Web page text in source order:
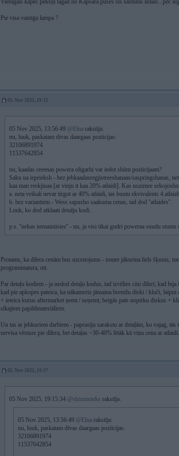
Vienīgais kāpēc pēkšņi tagad no Kapsara puses šis šaštums lielais...pēc
Pie visa vainīga lampa ?
05. Nov 2025, 19:15
05 Nov 2025, 13:56:49 @Elna rakstīja:
nu, luuk, paskatam divas daargaas poziicijas:
32106891974
11537642854
nu, kaadas ceeenas powera oligarhi var iedot shiim poziicijaam?
Saku ua ieprieksh - bez jebkaadasregjistreeshanaas/saspringshanas,
kaa man reekjinaa [ar vinju it kaa 20% atlaidi]. Kas nozimee sekojosho:
a. neta veikali nevar tirgot ar 40% atlaidi, tas buutu ekvivalents
b. bez variantiem - Wess sapusho saakuma cenas, tad dod ''atlaides''.
Luuk, ko dod atklaati detalju kodi.
p.s. ''nekas nemainiisies'' - nu, ja visi tikai gudri poweraa suudu
Protams, ka dīlera cenām bus uzcenojums - tomer jākurina liels šķunis,
programmatura, utt.
Par detaļu kodiem - ja nedod detaļu kodus, tad izvēlies citu dīleri; kad
kad pie apkopes pateica, ka nākamreiz jāmaina bremžu diski / kluči,
+ ieteica kurus aftermarket ņemt / neņemt; beigās pats nopirku diskus +
sīkajiem papildmateriāliem.
Un tas ar jebkuriem darbiem - paprasīju sarakstu ar detaļām, ko vajag,
servisa vēsture pie dīlera, bet detaļas ~30-40% lētāk kā viņu cena ar atlaidi.
05. Nov 2025, 19:27
05 Nov 2025, 19:15:34 @shirminieks rakstīja:
05 Nov 2025, 13:56:49 @Elna rakstīja:
nu, luuk, paskatam divas daargaas poziicijas:
32106891974
11537642854